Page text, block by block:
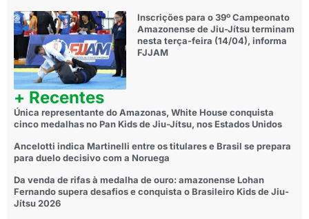
Inscrições para o 39º Campeonato
Amazonense de Jiu-Jítsu terminam
nesta terça-feira (14/04), informa
FJJAM
+ Recentes
Única representante do Amazonas, White House conquista
cinco medalhas no Pan Kids de Jiu-Jítsu, nos Estados Unidos
Ancelotti indica Martinelli entre os titulares e Brasil se prepara
para duelo decisivo com a Noruega
Da venda de rifas à medalha de ouro: amazonense Lohan
Fernando supera desafios e conquista o Brasileiro Kids de Jiu-
Jítsu 2026